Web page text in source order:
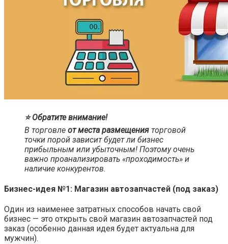
⭐️ Обратите внимание!
В торговле от места размещения торговой
точки порой зависит будет ли бизнес
прибыльным или убыточным! Поэтому очень
важно проанализировать «проходимость» и
наличие конкурентов.
Бизнес-идея №1: Магазин автозапчастей (под заказ)
Один из наименее затратных способов начать свой
бизнес — это открыть свой магазин автозапчастей под
заказ (особенно данная идея будет актуальна для
мужчин).